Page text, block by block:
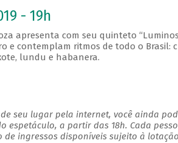
- 19h
apresenta com seu quinteto
e contemplam ritmos de todo o Brasil:
lundu e habanera.
seu lugar pela internet, você ainda
espetáculo, a partir das 18h. Cada
ingressos disponíveis sujeito à